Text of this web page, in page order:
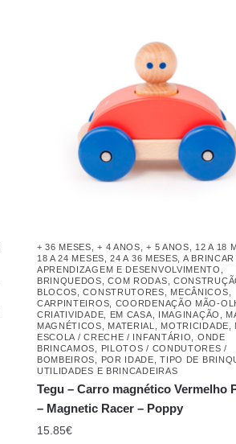
+ 36 MESES ,+ 4 ANOS ,+ 5 ANOS 12 A 18
18 A 24 MESES ,24 A 36 MESES A
APRENDIZAGEM E DESENVOLVIMENTO
BRINQUEDOS ,COM RODAS
BLOCOS ,CONSTRUTORES, MECÂNICOS,
CARPINTEIROS
COORDENAÇÃO MÃO-
CRIATIVIDADE
EM CASA IMAGINAÇÃO
MAGNÉTICOS
MATERIAL MOTRICIDADE
ESCOLA / CRECHE / INFANTÁRIO
ONDE
BRINCAMOS
PILOTOS / CONDUTORES /
BOMBEIROS
POR IDADE ,TIPO DE
UTILIDADES E BRINCADEIRAS
Tegu – Carro magnético Vermelho
– Magnetic Racer – Poppy
15.85€